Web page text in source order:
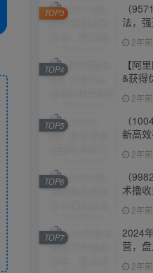
（
法，
种变
2年前
TOP3
【阿
&获得
国际
巧 2年前
TOP4
（
新高
400+
位数！
2年前
TOP5
（
术撸
钟一
1000＋
2年前
TOP6
2024
营，
划，
2年前
TOP7